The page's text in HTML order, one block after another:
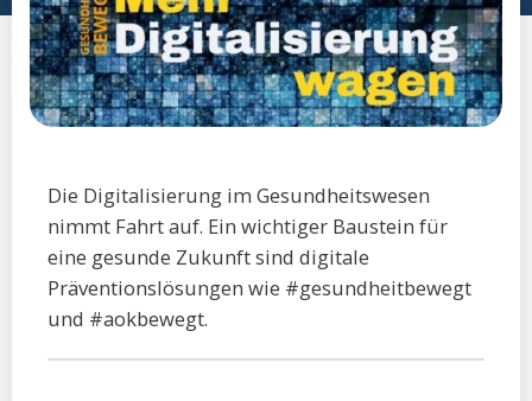
Die Digitalisierung im Gesundheitswesen
nimmt Fahrt auf. Ein wichtiger Baustein für
eine gesunde Zukunft sind digitale
Präventionslösungen wie #gesundheitbewegt
und #aokbewegt.